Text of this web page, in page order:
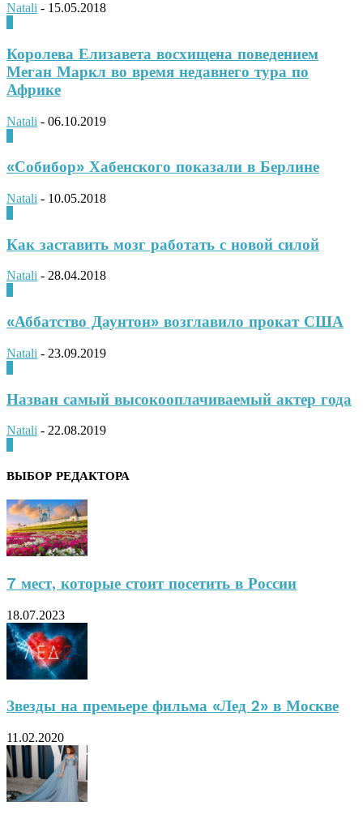
Natali - 15.05.2018
Королева Елизавета восхищена поведением
Меган Маркл во время недавнего тура по
Африке
Natali - 06.10.2019
«Собибор» Хабенского показали в Берлине
Natali - 10.05.2018
Как заставить мозг работать с новой силой
Natali - 28.04.2018
«Аббатство Даунтон» возглавило прокат США
Natali - 23.09.2019
Назван самый высокооплачиваемый актер года
Natali - 22.08.2019
ВЫБОР РЕДАКТОРА
7 мест, которые стоит посетить в России
18.07.2023
Звезды на премьере фильма «Лед 2» в Москве
11.02.2020